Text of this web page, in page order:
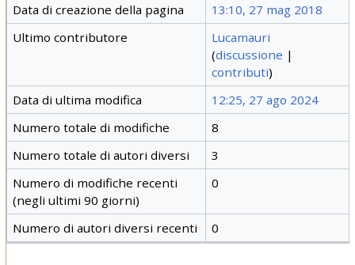
Data di creazione della pagina
13:10, 27 mag 2018
Ultimo contributore
Lucamauri
(discussione |
contributi)
Data di ultima modifica
12:25, 27 ago 2024
Numero totale di modifiche
8
Numero totale di autori diversi
3
Numero di modifiche recenti
(negli ultimi 90 giorni)
0
Numero di autori diversi recenti 0